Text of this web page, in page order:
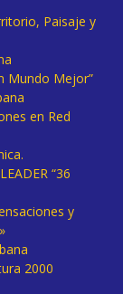
Paisaje y
Mundo Mejor”
en Red
“36
y
2000